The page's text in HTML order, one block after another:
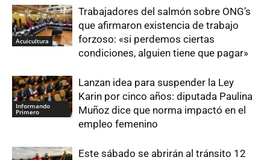
Acuicultura
Trabajadores del salmón sobre ONG’s
que afirmaron existencia de trabajo
forzoso: «si perdemos ciertas
condiciones, alguien tiene que pagar»
Informando
Primero
Lanzan idea para suspender la Ley
Karin por cinco años: diputada Paulina
Muñoz dice que norma impactó en el
empleo femenino
Este sábado se abrirán al tránsito 12